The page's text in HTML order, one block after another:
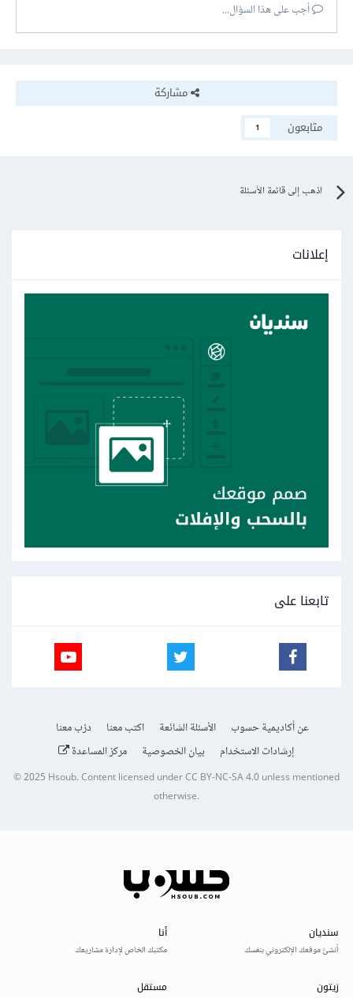
أجب على هذا السؤال...
مشاركة
متابعون
1
اذهب إلى قائمة الأسئلة
إعلانات
تابعنا على
عن أكاديمية حسوب الأسئلة الشائعة اكتب معنا
درّب معنا
إرشادات الاستخدام
بيان الخصوصية مركز المساعدة
© 2025Hsoub.Content licensed underCC BY-NC-SA 4.0unless mentioned
otherwise.